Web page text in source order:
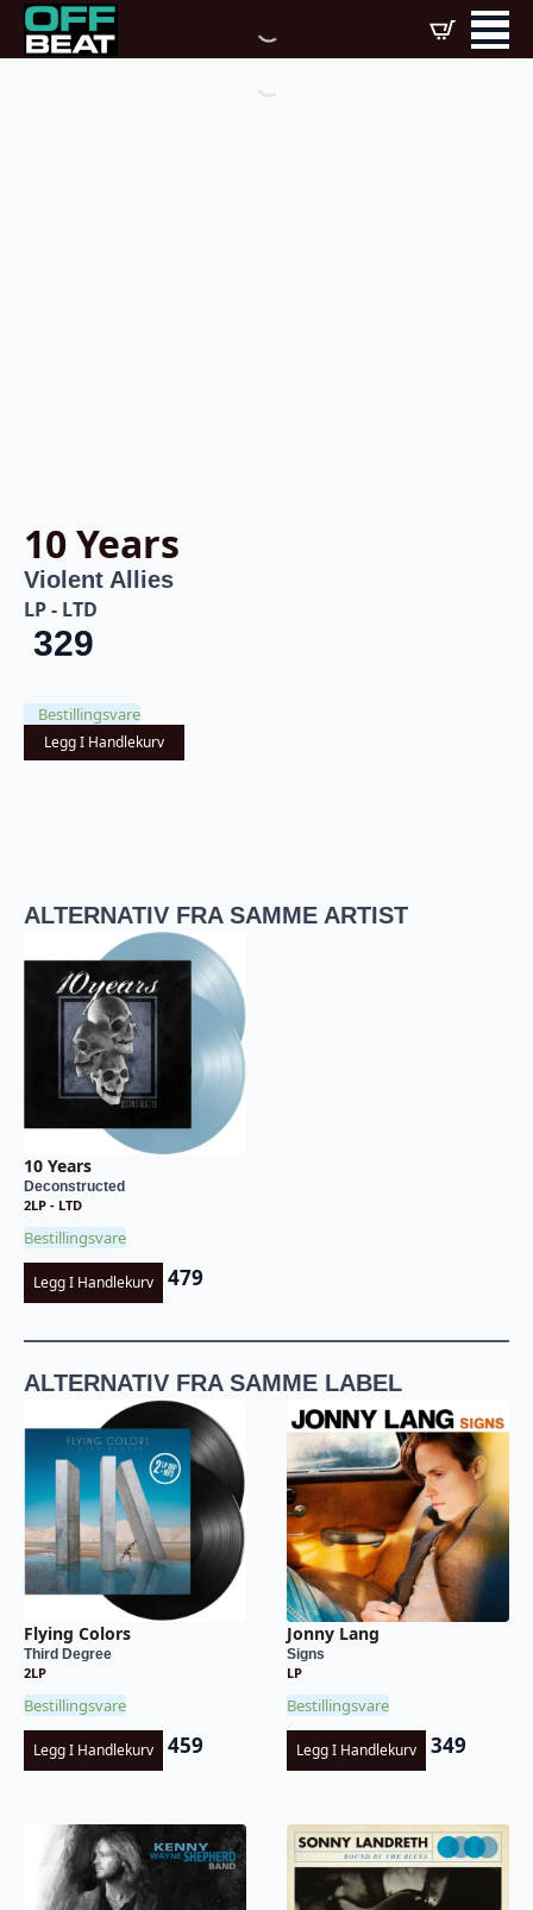
10 Years
Violent Allies
LP - LTD
329
Bestillingsvare
Legg I Handlekurv
ALTERNATIV FRA SAMME ARTIST
10 Years
Deconstructed
2LP - LTD
Bestillingsvare
Legg I Handlekurv 479
ALTERNATIV FRA SAMME LABEL
Flying Colors
Third Degree
2LP
Bestillingsvare
Legg I Handlekurv 459
Jonny Lang
Signs
LP
Bestillingsvare
Legg I Handlekurv 349